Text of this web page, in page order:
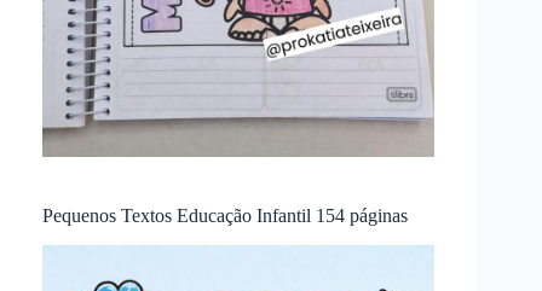
Pequenos Textos Educação Infantil 154 páginas